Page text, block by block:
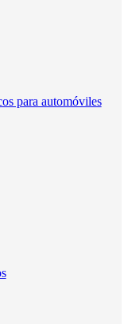
para automóviles